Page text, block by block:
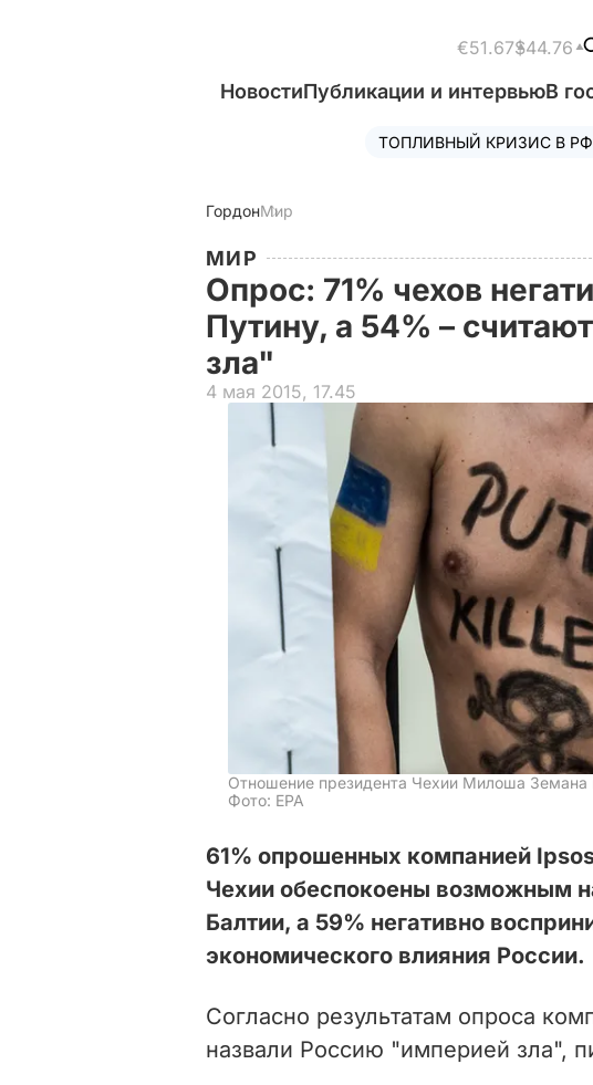
€51.67$44.76
НовостиПубликации и интервьюВ
ТОПЛИВНЫЙ КРИЗИС В РФ
ГордонМир
МИР
Опрос: 71% чехов
Путину, а 54% –
зла"
4 мая 2015, 17.45
Отношение президента Чехии Милоша
Фото: ЕРА
61% опрошенных компанией
Чехии обеспокоены возможным
Балтии, а 59% негативно
экономического влияния России.
Согласно результатам опроса
назвали Россию "империей зла",